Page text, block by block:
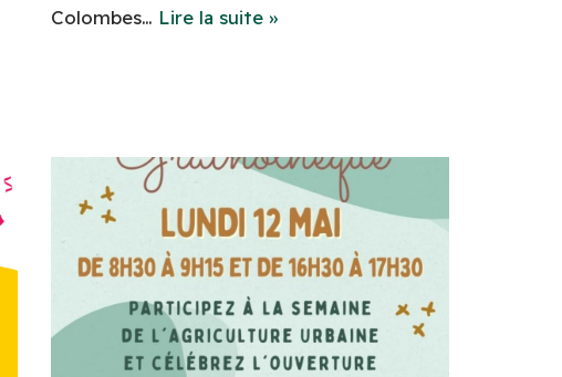
Colombes… Lire la suite »